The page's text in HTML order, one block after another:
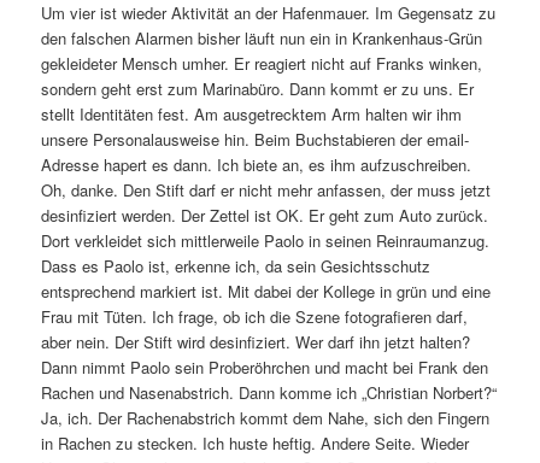
Um vier ist wieder Aktivität an der Hafenmauer. Im Gegensatz zu
den falschen Alarmen bisher läuft nun ein in Krankenhaus-Grün
gekleideter Mensch umher. Er reagiert nicht auf Franks winken,
sondern geht erst zum Marinabüro. Dann kommt er zu uns. Er
stellt Identitäten fest. Am ausgetrecktem Arm halten wir ihm
unsere Personalausweise hin. Beim Buchstabieren der email-
Adresse hapert es dann. Ich biete an, es ihm aufzuschreiben.
Oh, danke. Den Stift darf er nicht mehr anfassen, der muss jetzt
desinfiziert werden. Der Zettel ist OK. Er geht zum Auto zurück.
Dort verkleidet sich mittlerweile Paolo in seinen Reinraumanzug.
Dass es Paolo ist, erkenne ich, da sein Gesichtsschutz
entsprechend markiert ist. Mit dabei der Kollege in grün und eine
Frau mit Tüten. Ich frage, ob ich die Szene fotografieren darf,
aber nein. Der Stift wird desinfiziert. Wer darf ihn jetzt halten?
Dann nimmt Paolo sein Proberöhrchen und macht bei Frank den
Rachen und Nasenabstrich. Dann komme ich „Christian Norbert?“
Ja, ich. Der Rachenabstrich kommt dem Nahe, sich den Fingern
in Rachen zu stecken. Ich huste heftig. Andere Seite. Wieder